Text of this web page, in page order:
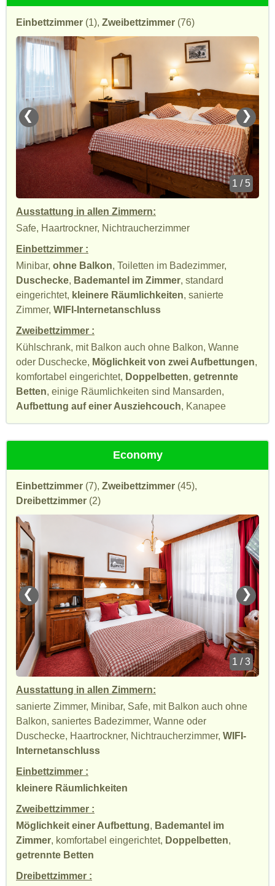
Einbettzimmer (1), Zweibettzimmer (76)
❮ ❯
1 / 5
Ausstattung in allen Zimmern:
Safe, Haartrockner, Nichtraucherzimmer
Einbettzimmer :
Minibar, ohne Balkon, Toiletten im Badezimmer,
Duschecke, Bademantel im Zimmer, standard
eingerichtet, kleinere Räumlichkeiten, sanierte
Zimmer, WIFI-Internetanschluss
Zweibettzimmer :
Kühlschrank, mit Balkon auch ohne Balkon, Wanne
oder Duschecke, Möglichkeit von zwei Aufbettungen,
komfortabel eingerichtet, Doppelbetten, getrennte
Betten, einige Räumlichkeiten sind Mansarden,
Aufbettung auf einer Ausziehcouch, Kanapee
Economy
Einbettzimmer (7), Zweibettzimmer (45),
Dreibettzimmer (2)
❮ ❯
1 / 3
Ausstattung in allen Zimmern:
sanierte Zimmer, Minibar, Safe, mit Balkon auch ohne
Balkon, saniertes Badezimmer, Wanne oder
Duschecke, Haartrockner, Nichtraucherzimmer, WIFI-
Internetanschluss
Einbettzimmer :
kleinere Räumlichkeiten
Zweibettzimmer :
Möglichkeit einer Aufbettung, Bademantel im
Zimmer, komfortabel eingerichtet, Doppelbetten,
getrennte Betten
Dreibettzimmer :